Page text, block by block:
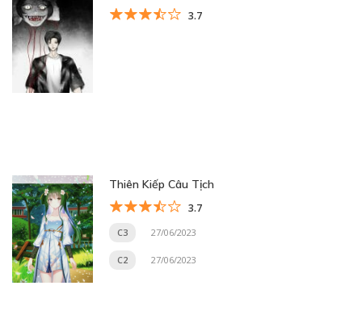
3.7
Thiên Kiếp Câu Tịch
3.7
C3 27/06/2023
C2 27/06/2023